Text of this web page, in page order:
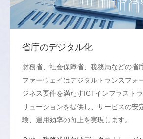
省庁のデジタル化
財務省、社会保障省、税務局などの省
ファーウェイはデジタルトランスフォ
ジネス要件を満たすICTインフラスト
リューションを提供し、サービスの安
験、運用効率の向上を実現します。